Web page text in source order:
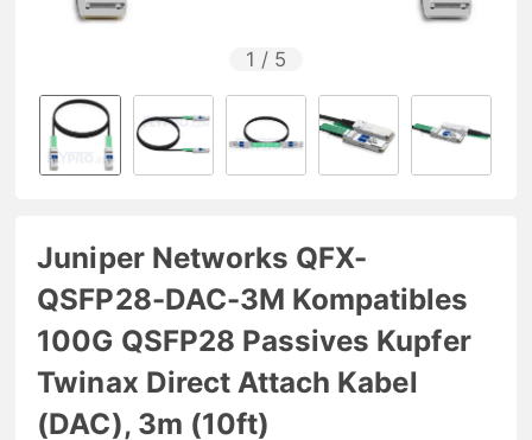
1 / 5
Juniper Networks QFX-
QSFP28-DAC-3M Kompatibles
100G QSFP28 Passives Kupfer
Twinax Direct Attach Kabel
(DAC), 3m (10ft)